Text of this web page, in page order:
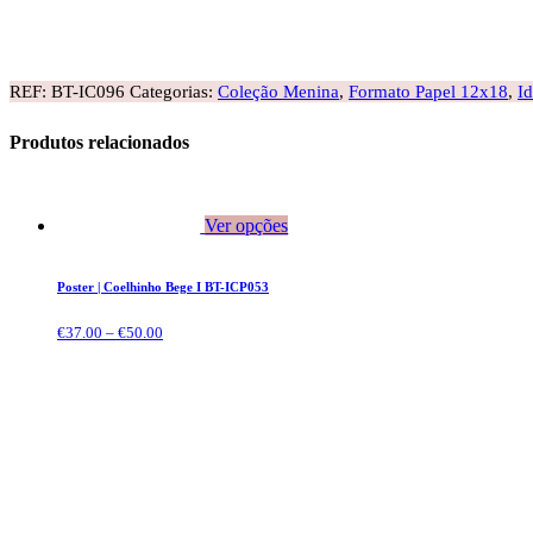
REF: BT-IC096 Categorias: Coleção Menina, Formato Papel 12x18,
Produtos relacionados
Ver opções
Poster | Coelhinho Bege I BT-ICP053
€37.00 – €50.00